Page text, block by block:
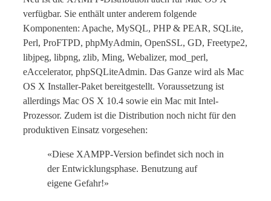
verfügbar. Sie enthält unter anderem folgende
Komponenten: Apache, MySQL, PHP & PEAR, SQLite,
Perl, ProFTPD, phpMyAdmin, OpenSSL, GD, Freetype2,
libjpeg, libpng, zlib, Ming, Webalizer, mod_perl,
eAccelerator, phpSQLiteAdmin. Das Ganze wird als Mac
OS X Installer-Paket bereitgestellt. Voraussetzung ist
allerdings Mac OS X 10.4 sowie ein Mac mit Intel-
Prozessor. Zudem ist die Distribution noch nicht für den
produktiven Einsatz vorgesehen:
«Diese XAMPP-Version befindet sich noch in
der Entwicklungsphase. Benutzung auf
eigene Gefahr!»